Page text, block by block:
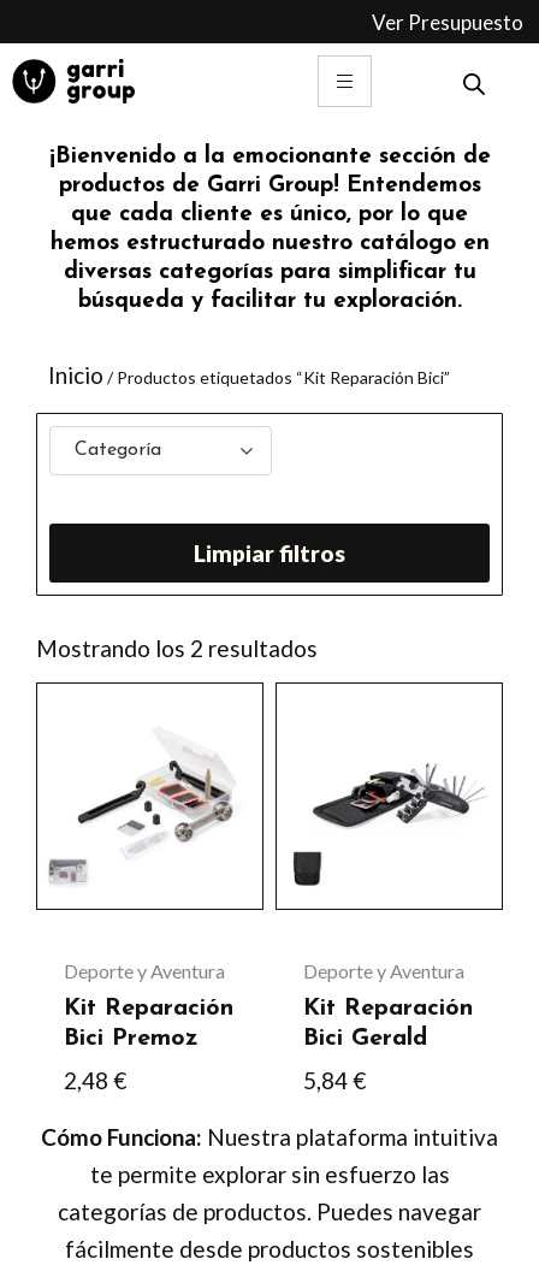
contenido
Ver Presupuesto
¡Bienvenido a la emocionante sección de
productos de Garri Group! Entendemos
que cada cliente es único, por lo que
hemos estructurado nuestro catálogo en
diversas categorías para simplificar tu
búsqueda y facilitar tu exploración.
Inicio / Productos etiquetados “Kit Reparación Bici”
Categoría
Limpiar filtros
Mostrando los 2 resultados
los
Deporte y Aventura
Kit Reparación
Bici Premoz
2,48 €
Deporte y Aventura
Kit Reparación
Bici Gerald
5,84€
múltiples
variantes.
Las
se
pueden
elegir
en
página
de
producto
Cómo Funciona: Nuestra plataforma intuitiva
te permite explorar sin esfuerzo las
categorías de productos. Puedes navegar
fácilmente desde productos sostenibles